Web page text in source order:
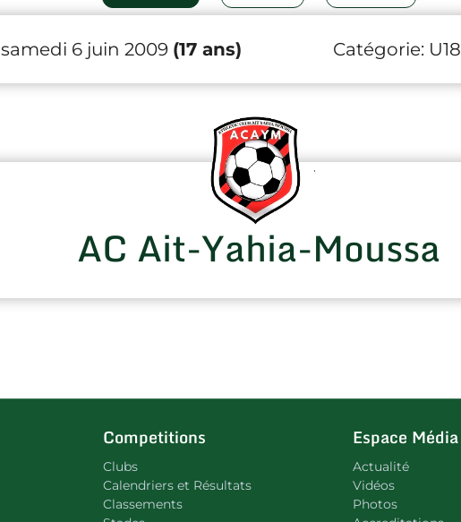
samedi 6 juin 2009 (17 ans) Catégorie: U18
AC Ait-Yahia-Moussa
Competitions
Clubs
Calendriers et Résultats
Classements
Espace Média
Actualité
Vidéos
Photos